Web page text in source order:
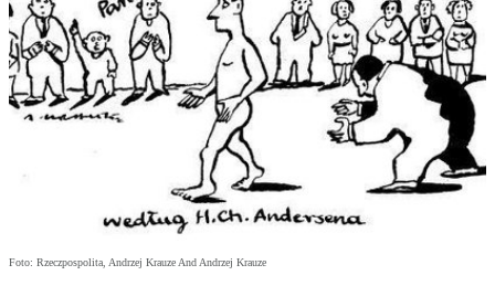
Foto: Rzeczpospolita, Andrzej Krauze And Andrzej Krauze